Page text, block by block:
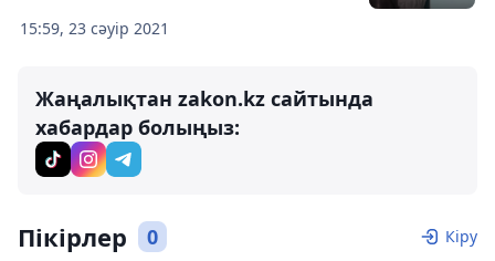
15:59, 23 сәуір 2021
Жаңалықтан zakon.kz сайтында
хабардар болыңыз:
Пікірлер 0 Кіру